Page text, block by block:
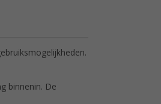
binnenin. De